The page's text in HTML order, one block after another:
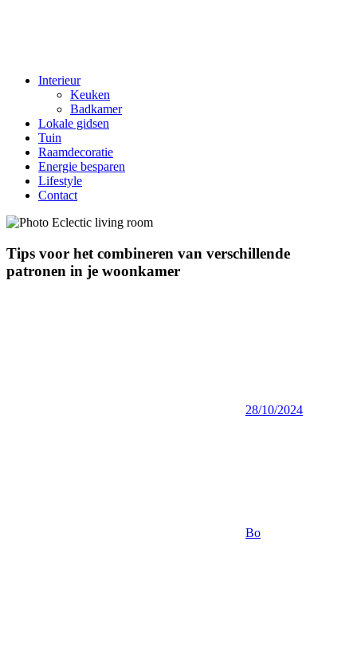
Interieur
Keuken
Badkamer
Lokale gidsen
Tuin
Raamdecoratie
Energie besparen
Lifestyle
Contact
Tips voor het combineren van verschillende
patronen in je woonkamer
28/10/2024
Bo